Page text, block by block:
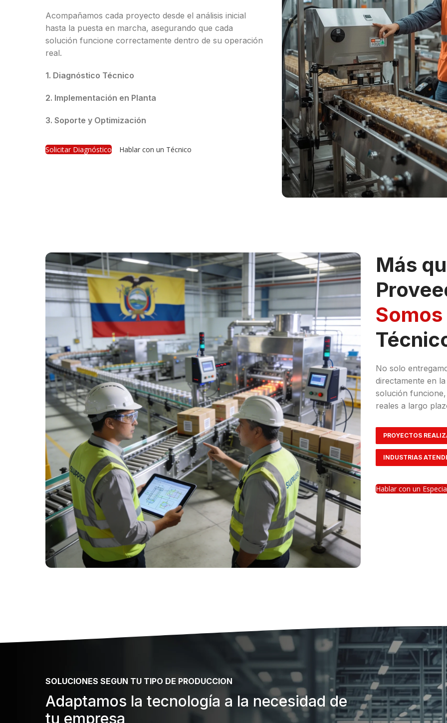
Acompañamos cada proyecto desde el análisis inicial
hasta la puesta en marcha, asegurando que cada
solución funcione correctamente dentro de su operación
real.
1. Diagnóstico Técnico
2. Implementación en Planta
3. Soporte y Optimización
Solicitar Diagnóstico Hablar con un Técnico
Más
No solo
directamente en
solución
reales a largo
PROYECTOS
INDUSTRIAS
Hablar con un
SOLUCIONES SEGUN TU TIPO DE PRODUCCION
Adaptamos la tecnología a la necesidad de
tu empresa